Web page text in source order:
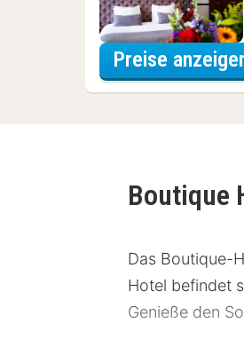
Preise
Boutique
Das Boutique-
Hotel befindet
Genieße den